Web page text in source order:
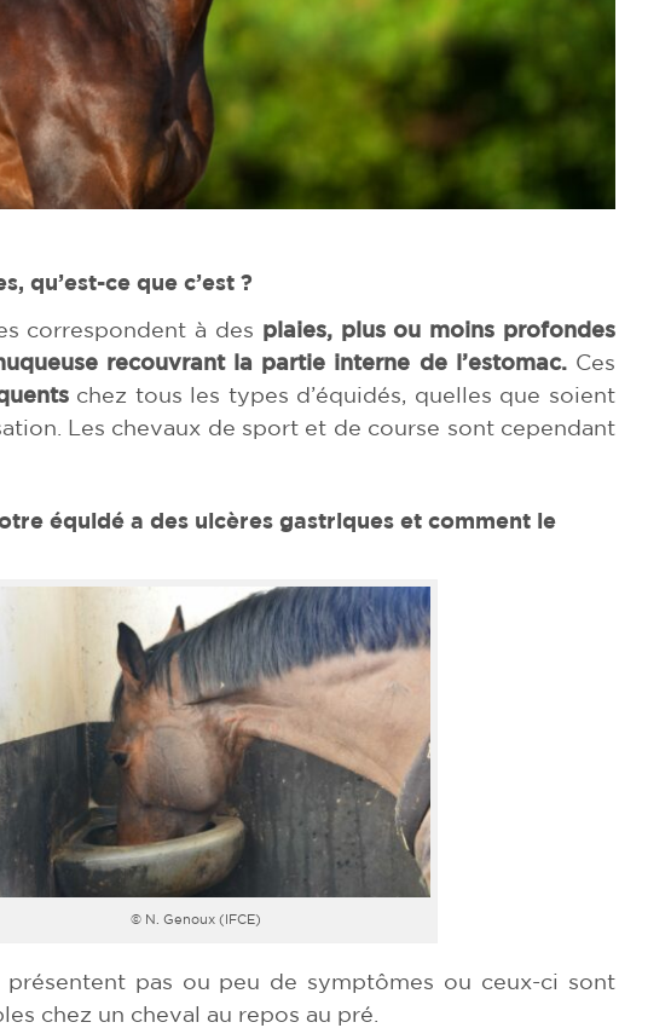
qu’est-ce que c’est ?
correspondent à des plaies, plus ou moins profondes
recouvrant la partie interne de l’estomac.Ces
chez tous les types d’équidés, quelles que soient
Les chevaux de sport et de course sont cependant
équidé a des ulcères gastriques et comment le
© N. Genoux (IFCE)
présentent pas ou peu de symptômes ou ceux-ci sont
chez un cheval au repos au pré.